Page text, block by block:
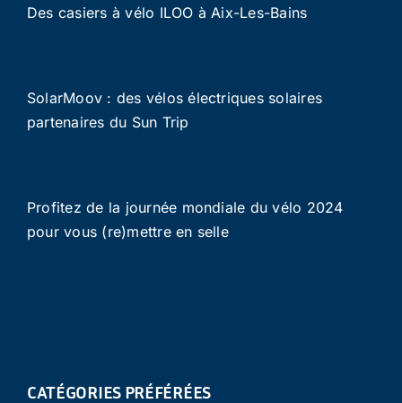
Des casiers à vélo ILOO à Aix-Les-Bains
SolarMoov : des vélos électriques solaires
partenaires du Sun Trip
Profitez de la journée mondiale du vélo 2024
pour vous (re)mettre en selle
CATÉGORIES PRÉFÉRÉES